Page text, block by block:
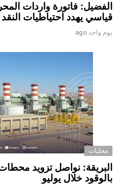
الفضيل: فاتورة واردات
قياسي يهدد احتياطيات النقد
يوم واحد ago
محليات
البريقة: نواصل تزويد محطات
بالوقود خلال يوليو